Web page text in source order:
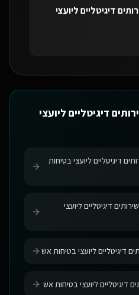
דיגיטליים ליועצי
דיגיטליים ליועצי
דיגיטליים ליועצי בטיחות
דיגיטליים ליועצי
דיגיטליים ליועצי בטיחות אש
דיגיטליים ליועצי בטיחות אש